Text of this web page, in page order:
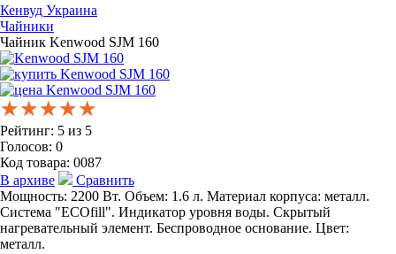
Кенвуд Украина
Чайники
Чайник Kenwood SJM 160
★★★★★
★★★★★
★★★★★
Рейтинг: 5 из 5
Голосов: 0
Код товара: 0087
В архиве
Сравнить
Мощность: 2200 Вт. Объем: 1.6 л. Материал корпуса: металл.
Система "ЕCOfill". Индикатор уровня воды. Скрытый
нагревательный элемент. Беспроводное основание. Цвет:
металл.